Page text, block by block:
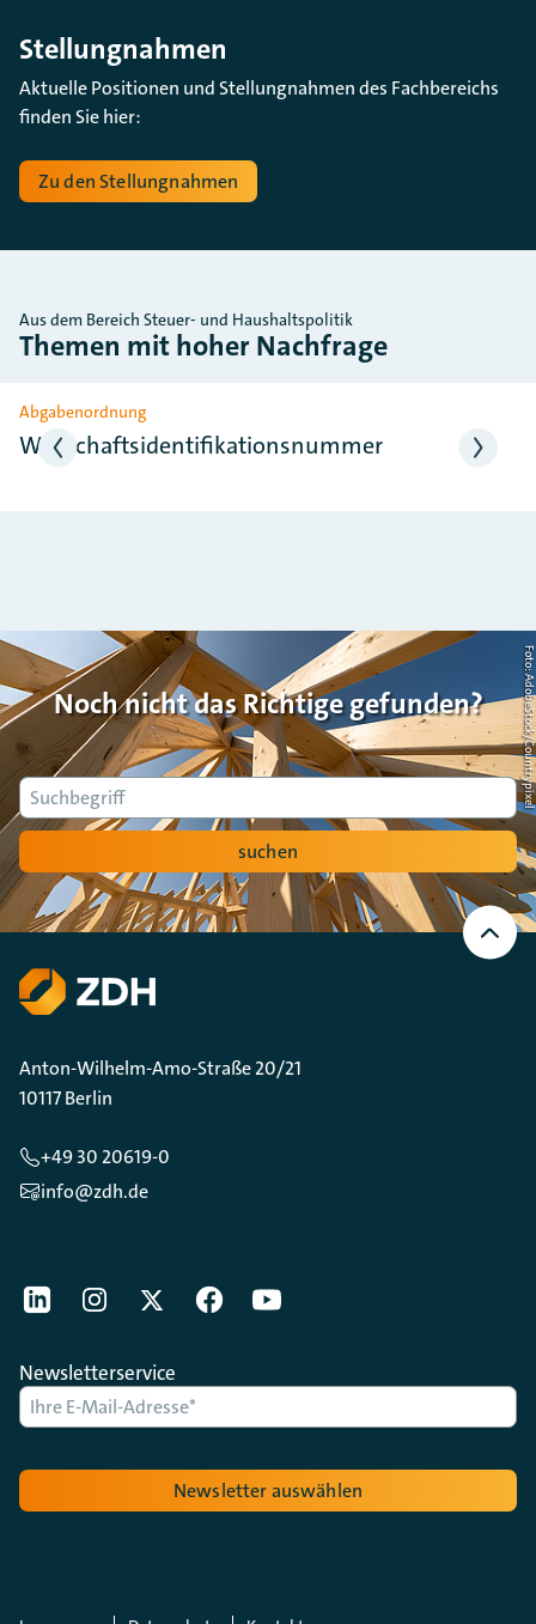
Stellungnahmen
Aktuelle Positionen und Stellungnahmen des Fachbereichs
finden Sie hier:
Zu den Stellungnahmen
Aus dem Bereich Steuer- und Haushaltspolitik
Themen mit hoher Nachfrage
Slider überspringen
Abgabenordnung
Wirtschaftsidentifikationsnummer
Noch nicht das Richtige gefunden?
Suche
suchen
Foto: AdobeStock/Countrypixel
Nach
oben
Scrollen
Anton-Wilhelm-Amo-Straße 20/21
10117 Berlin
+49 30 20619-0
info@zdh.de
[Der ZDH in den Sozialen Netzwerken]
LinkedIninstagramTwitterFacebookYoutube
Newsletterservice
Newsletter auswählen